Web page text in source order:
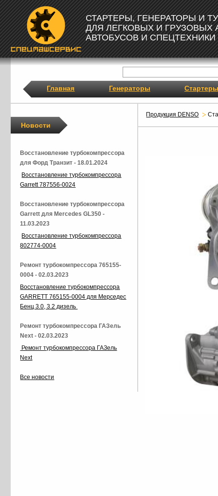
СТАРТЕРЫ, ГЕНЕРАТОРЫ И
ДЛЯ ЛЕГКОВЫХ И ГРУЗОВЫХ
АВТОБУСОВ И СПЕЦТЕХНИКИ
Главная Генераторы Стартеры
Продукция DENSO
Новости
Восстановление турбокомпрессора
для Форд Транзит - 18.01.2024
Восстановление турбокомпрессора
Garrett 787556-0024
Восстановление турбокомпрессора
Garrett для Mercedes GL350 -
11.03.2023
Восстановление турбокомпрессора
802774-0004
Ремонт турбокомпрессора 765155-
0004 - 02.03.2023
Восстановление турбокомпрессора
GARRETT 765155-0004 для Мерседес
Бенц 3.0, 3.2 дизель
Ремонт турбокомпрессора ГАЗель
Next - 02.03.2023
Ремонт турбокомпрессора ГАЗель
Next
Все новости